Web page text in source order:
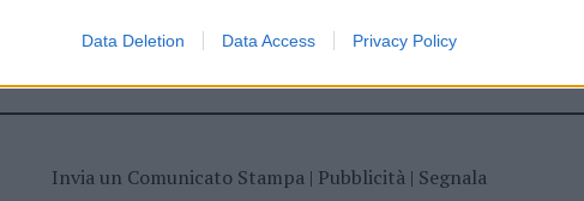
Data Deletion Data Access Privacy Policy
Prossimo articolo
Invia un Comunicato Stampa| Pubblicità| Segnala